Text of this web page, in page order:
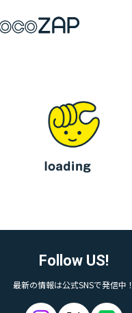
Follow US!
最新の情報は公式SNSで発信中！